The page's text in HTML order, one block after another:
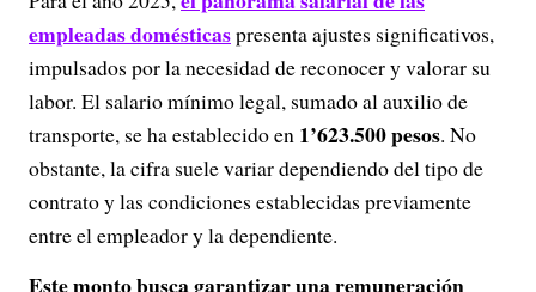
i
d
e
o
empleadas domésticaspresenta ajustes significativos,
impulsados por la necesidad de reconocer y valorar su
labor. El salario mínimo legal, sumado al auxilio de
transporte, se ha establecido en 1’623.500 pesos. No
obstante, la cifra suele variar dependiendo del tipo de
contrato y las condiciones establecidas previamente
entre el empleador y la dependiente.
Este monto busca garantizar una remuneración